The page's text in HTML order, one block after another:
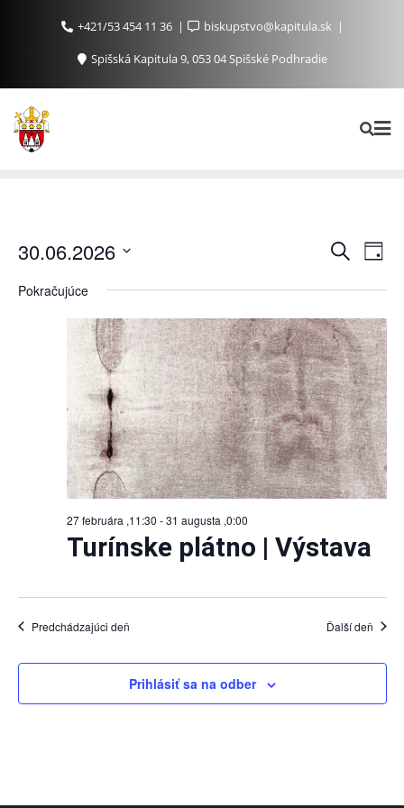
+421/53 454 11 36
biskupstvo@kapitula.sk
Spišská Kapitula 9, 053 04 Spišské Podhradie
Udalosti
and
Views
Vyhľadať
Day
30.06.2026
dátum.
Pokračujúce
27 februára ,11:30 -31 augusta ,0:00
Turínske plátno | Výstava
Predchádzajúci deň Ďalší deň
Prihlásiť sa na odber